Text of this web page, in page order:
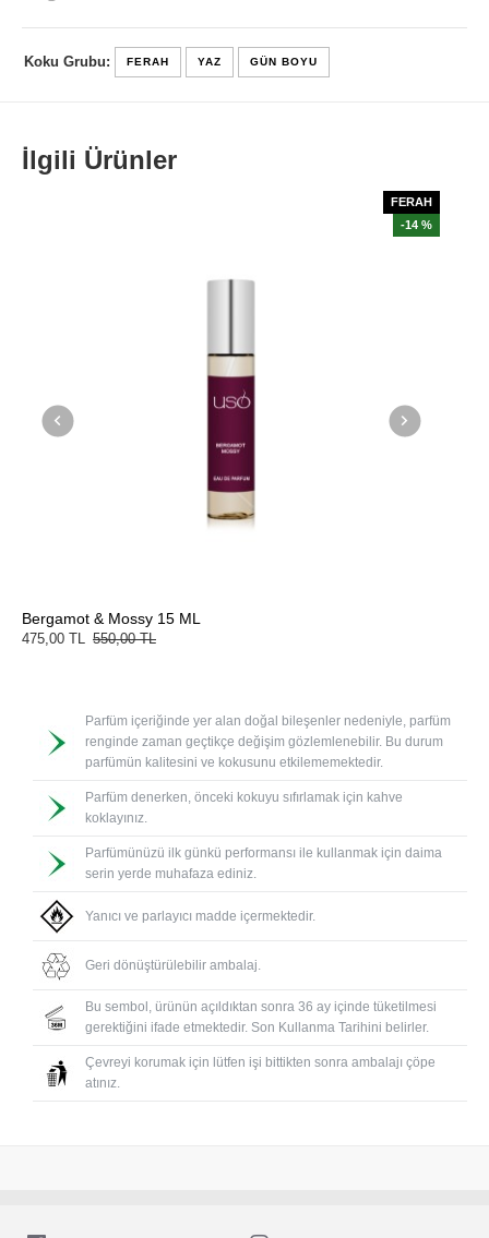
Koku Grubu: FERAH YAZ GÜN BOYU
İlgili Ürünler
FERAH
-14 %
Bergamot & Mossy 15 ML
475,00 TL 550,00 TL
Parfüm içeriğinde yer alan doğal bileşenler nedeniyle, parfüm
renginde zaman geçtikçe değişim gözlemlenebilir. Bu durum
parfümün kalitesini ve kokusunu etkilememektedir.
Parfüm denerken, önceki kokuyu sıfırlamak için kahve
koklayınız.
Parfümünüzü ilk günkü performansı ile kullanmak için daima
serin yerde muhafaza ediniz.
Yanıcı ve parlayıcı madde içermektedir.
Geri dönüştürülebilir ambalaj.
Bu sembol, ürünün açıldıktan sonra 36 ay içinde tüketilmesi
gerektiğini ifade etmektedir. Son Kullanma Tarihini belirler.
Çevreyi korumak için lütfen işi bittikten sonra ambalajı çöpe
atınız.